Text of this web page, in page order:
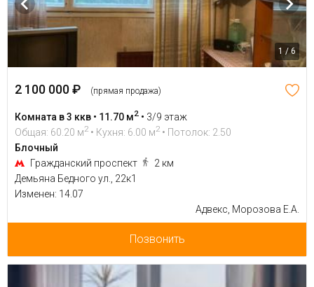
1 / 6
2 100 000 ₽ (прямая продажа)
Комната в 3 ккв • 11.70 м2 • 3/9 этаж
Общая: 60.20 м2 • Кухня: 6.00 м2 • Потолок: 2.50
Блочный
Гражданский проспект
2 км
Демьяна Бедного ул., 22к1
Изменен: 14.07
Адвекс, Морозова Е.А.
Позвонить